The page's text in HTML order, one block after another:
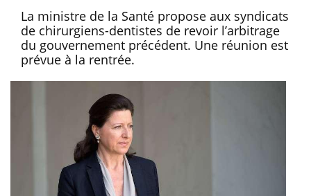
La ministre de la Santé propose aux syndicats
de chirurgiens-dentistes de revoir l’arbitrage
du gouvernement précédent. Une réunion est
prévue à la rentrée.